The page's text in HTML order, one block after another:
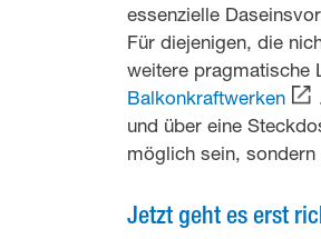
essenzielle
Für diejenigen, die
weitere pragmatische
Balkonkraftwerken
und über eine
möglich sein, sondern
Jetzt geht es erst